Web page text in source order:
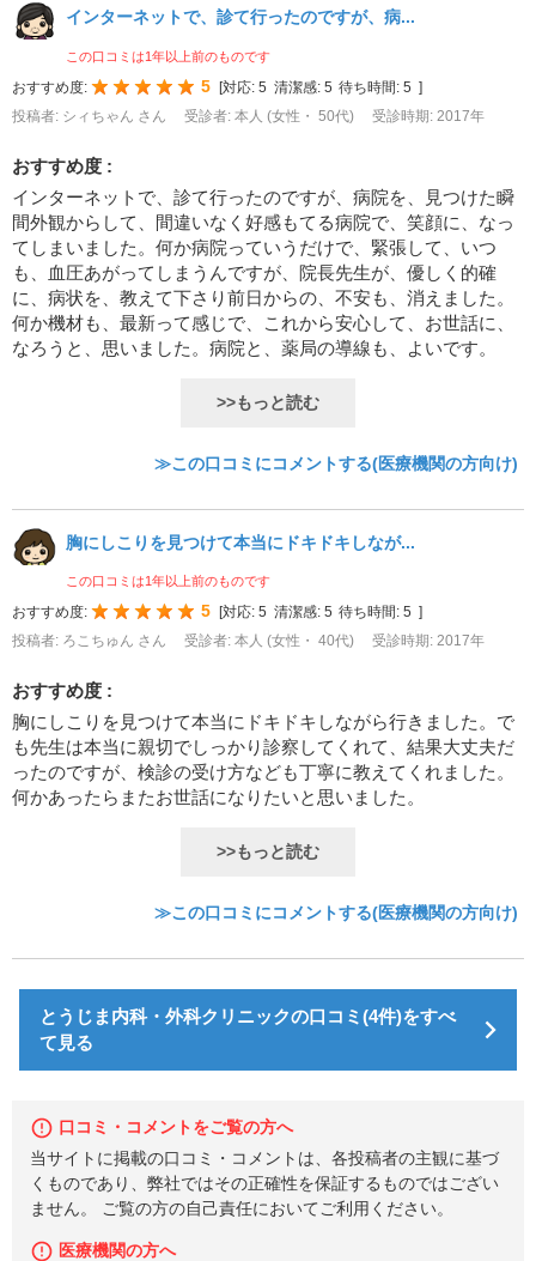
インターネットで、診て行ったのですが、病...
この口コミは1年以上前のものです
おすすめ度: 5 [対応: 5 清潔感: 5 待ち時間: 5 ]
投稿者: シィちゃん さん
受診者: 本人 (女性・ 50代) 受診時期: 2017年
おすすめ度 :
インターネットで、診て行ったのですが、病院を、見つけた瞬
間外観からして、間違いなく好感もてる病院で、笑顔に、なっ
てしまいました。何か病院っていうだけで、緊張して、いつ
も、血圧あがってしまうんですが、院長先生が、優しく的確
に、病状を、教えて下さり前日からの、不安も、消えました。
何か機材も、最新って感じで、これから安心して、お世話に、
なろうと、思いました。病院と、薬局の導線も、よいです。
>>もっと読む
≫この口コミにコメントする(医療機関の方向け)
胸にしこりを見つけて本当にドキドキしなが...
この口コミは1年以上前のものです
おすすめ度: 5 [対応: 5 清潔感: 5 待ち時間: 5 ]
投稿者: ろこちゅん さん
受診者: 本人 (女性・ 40代) 受診時期: 2017年
おすすめ度 :
胸にしこりを見つけて本当にドキドキしながら行きました。で
も先生は本当に親切でしっかり診察してくれて、結果大丈夫だ
ったのですが、検診の受け方なども丁寧に教えてくれました。
何かあったらまたお世話になりたいと思いました。
>>もっと読む
≫この口コミにコメントする(医療機関の方向け)
とうじま内科・外科クリニックの口コミ(4件)をすべ
て見る
口コミ・コメントをご覧の方へ
当サイトに掲載の口コミ・コメントは、各投稿者の主観に基づ
くものであり、弊社ではその正確性を保証するものではござい
ません。 ご覧の方の自己責任においてご利用ください。
医療機関の方へ